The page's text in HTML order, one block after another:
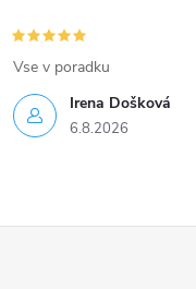
Irena Došková
6.8.2026
Vse v poradku